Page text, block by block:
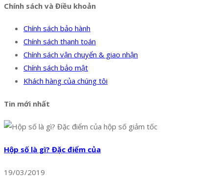
Chính sách và Điều khoản
Chính sách bảo hành
Chính sách thanh toán
Chính sách vận chuyển & giao nhận
Chính sách bảo mật
Khách hàng của chúng tôi
Tin mới nhất
Hộp số là gì? Đặc điểm của
19/03/2019